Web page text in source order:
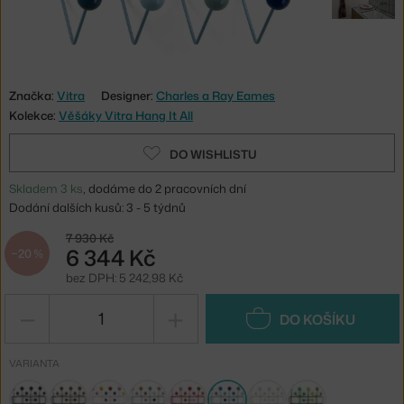
Značka: Vitra Designer: Charles a Ray Eames
Kolekce: Věšáky Vitra Hang It All
DO WISHLISTU
Skladem 3 ks, dodáme do 2 pracovních dní
Dodání dalších kusů: 3 - 5 týdnů
−20 %
7 930 Kč
6 344 Kč
bez DPH: 5 242,98 Kč
DO KOŠÍKU
VARIANTA